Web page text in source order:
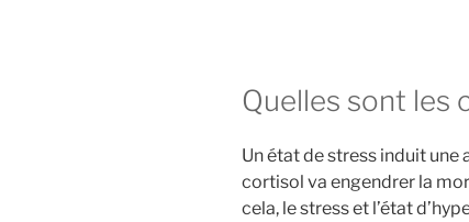
Quelles sont les
Un état de stress induit
cortisol va engendrer la
cela, le stress et l’état